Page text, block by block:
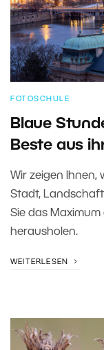
FOTOSCHULE
Blaue
Beste aus
Wir zeigen Ihnen,
Stadt,
Sie das
herausholen.
WEITERLESEN